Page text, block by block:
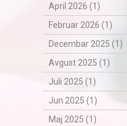
April 2026 (1)
Februar 2026 (1)
Decembar 2025 (1)
Avgust 2025 (1)
Juli 2025 (1)
Jun 2025 (1)
Maj 2025 (1)